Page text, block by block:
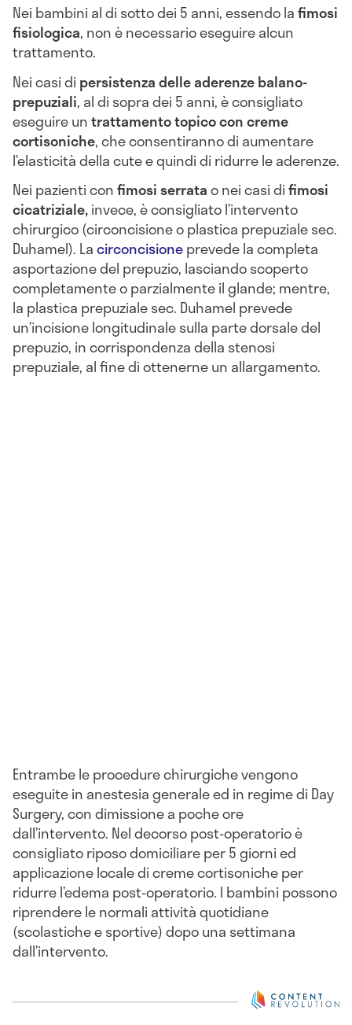
Nei bambini al di sotto dei 5 anni, essendo lafimosi
fisiologica, non è necessario eseguire alcun
trattamento.
Nei casi di persistenza delle aderenze balano-
prepuziali, al di sopra dei 5 anni, è consigliato
eseguire untrattamento topico con creme
cortisoniche, che consentiranno di aumentare
l’elasticità della cute e quindi di ridurre le aderenze.
Nei pazienti confimosi serratao nei casi difimosi
cicatriziale,invece, è consigliato l’intervento
chirurgico (circoncisione o plastica prepuziale sec.
Duhamel). Lacirconcisioneprevede la completa
asportazione del prepuzio, lasciando scoperto
completamente o parzialmente il glande; mentre,
la plastica prepuziale sec. Duhamel prevede
un’incisione longitudinale sulla parte dorsale del
prepuzio, in corrispondenza della stenosi
prepuziale, al fine di ottenerne un allargamento.
Entrambe le procedure chirurgiche vengono
eseguite in anestesia generale ed in regime di Day
Surgery, con dimissione a poche ore
dall’intervento. Nel decorso post-operatorio è
consigliato riposo domiciliare per 5 giorni ed
applicazione locale di creme cortisoniche per
ridurre l’edema post-operatorio. I bambini possono
riprendere le normali attività quotidiane
(scolastiche e sportive) dopo una settimana
dall’intervento.